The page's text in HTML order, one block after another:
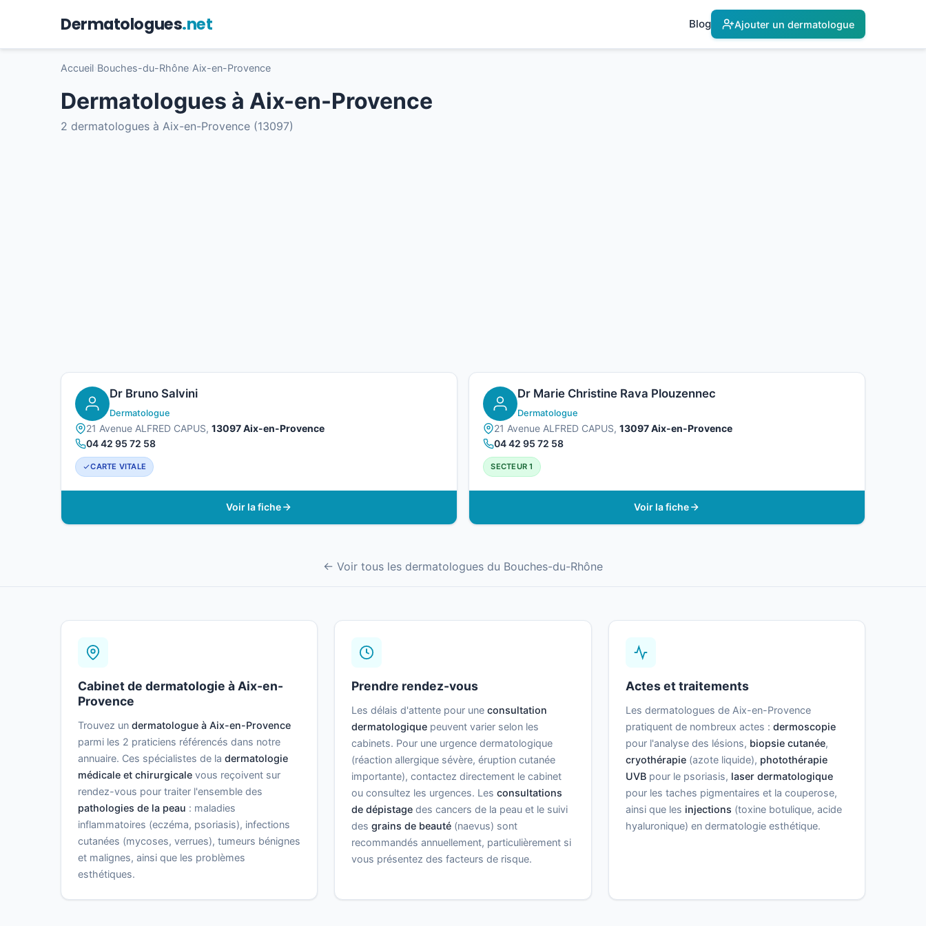
Dermatologues.net Blog Ajouter un dermatologue
Accueil Bouches-du-Rhône Aix-en-Provence
Dermatologues à Aix-en-Provence
2 dermatologues à Aix-en-Provence (13097)
Dr Bruno Salvini
Dermatologue
21 Avenue ALFRED CAPUS, 13097 Aix-en-Provence
04 42 95 72 58
CARTE VITALE
Voir la fiche
Dr Marie Christine Rava Plouzennec
Dermatologue
21 Avenue ALFRED CAPUS, 13097 Aix-en-Provence
04 42 95 72 58
SECTEUR 1
Voir la fiche
← Voir tous les dermatologues du Bouches-du-Rhône
Cabinet de dermatologie à Aix-en-
Provence
Trouvez un dermatologue à Aix-en-Provence
parmi les 2 praticiens référencés dans notre
annuaire. Ces spécialistes de la dermatologie
médicale et chirurgicale vous reçoivent sur
rendez-vous pour traiter l'ensemble des
pathologies de la peau : maladies
inflammatoires (eczéma, psoriasis), infections
cutanées (mycoses, verrues), tumeurs bénignes
et malignes, ainsi que les problèmes
esthétiques.
Prendre rendez-vous
Les délais d'attente pour uneconsultation
dermatologique peuvent varier selon les
cabinets. Pour une urgence dermatologique
(réaction allergique sévère, éruption cutanée
importante), contactez directement le cabinet
ou consultez les urgences. Lesconsultations
de dépistage des cancers de la peau et le suivi
desgrains de beauté (naevus) sont
recommandés annuellement, particulièrement si
vous présentez des facteurs de risque.
Actes et traitements
Les dermatologues de Aix-en-Provence
pratiquent de nombreux actes : dermoscopie
pour l'analyse des lésions, biopsie cutanée,
cryothérapie(azote liquide), photothérapie
UVBpour le psoriasis, laser dermatologique
pour les taches pigmentaires et la couperose,
ainsi que les injections (toxine botulique, acide
hyaluronique) en dermatologie esthétique.